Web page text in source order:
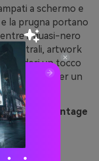
a schermo e
e la prugna portano
il quasi-nero
teatrali, artwork
desideri un tocco
granulosa per un
vintage